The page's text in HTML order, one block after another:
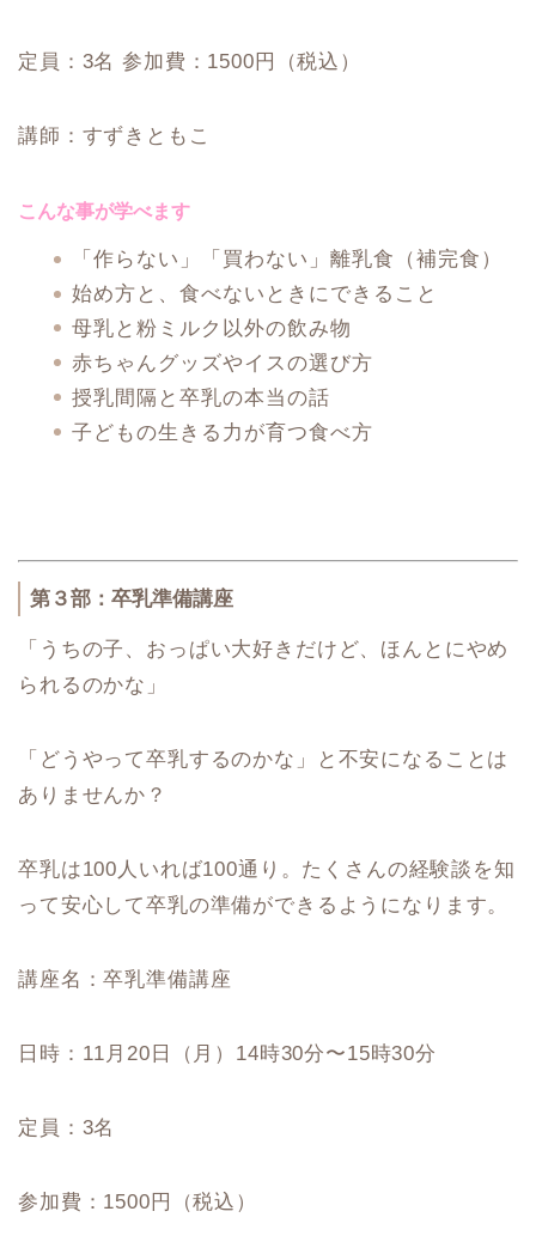
定員：3名 参加費：1500円（税込）
講師：すずきともこ
こんな事が学べます
「作らない」「買わない」離乳食（補完食）
始め方と、食べないときにできること
母乳と粉ミルク以外の飲み物
赤ちゃんグッズやイスの選び方
授乳間隔と卒乳の本当の話
子どもの生きる力が育つ食べ方
第３部：卒乳準備講座
「うちの子、おっぱい大好きだけど、ほんとにやめ
られるのかな」
「どうやって卒乳するのかな」と不安になることは
ありませんか？
卒乳は100人いれば100通り。たくさんの経験談を知
って安心して卒乳の準備ができるようになります。
講座名：卒乳準備講座
日時：11月20日（月）14時30分〜15時30分
定員：3名
参加費：1500円（税込）